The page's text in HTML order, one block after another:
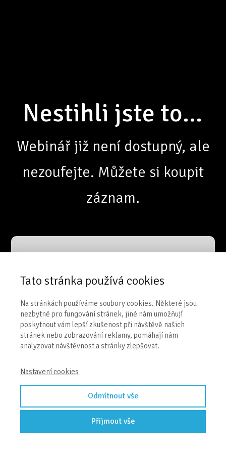
Nestihli jste to...
Webinář již není dostupný, ale
nezoufejte. Můžete si koupit
záznam.
Koupit záznam
Klikni na tlačítko pro stažení e-booku.
Tato stránka používá cookies
Na stránkách používáme soubory cookies. Některé jsou
nezbytné pro fungování stránek, jiné nám umožňují
poskytnout vám lepší zkušenost při návštěvě našich
stránek nebo zobrazování reklamy, pomáhají nám
analyzovat návštěvnost a stránky zlepšovat.
Nastavení cookies
Odmítnout vše
Přijmout vše